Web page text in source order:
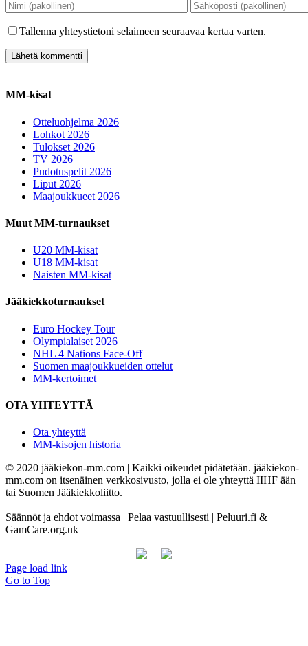
Tallenna yhteystietoni selaimeen seuraavaa kertaa varten.
MM-kisat
Otteluohjelma 2026
Lohkot 2026
Tulokset 2026
TV 2026
Pudotuspelit 2026
Liput 2026
Maajoukkueet 2026
Muut MM-turnaukset
U20 MM-kisat
U18 MM-kisat
Naisten MM-kisat
Jääkiekkoturnaukset
Euro Hockey Tour
Olympialaiset 2026
NHL 4 Nations Face-Off
Suomen maajoukkueiden ottelut
MM-kertoimet
OTA YHTEYTTÄ
Ota yhteyttä
MM-kisojen historia
© 2020 jääkiekon-mm.com | Kaikki oikeudet pidätetään. jääkiekon-
mm.com on itsenäinen verkkosivusto, jolla ei ole yhteyttä IIHF ään
tai Suomen Jääkiekkoliitto.
Säännöt ja ehdot voimassa | Pelaa vastuullisesti | Peluuri.fi &
GamCare.org.uk
Page load link
Go to Top